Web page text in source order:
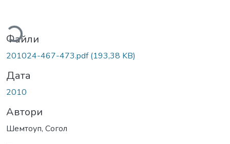
Файли
201024-467-473.pdf(193,38 KB)
Дата
2010
Автори
Шемтоуп, Согол